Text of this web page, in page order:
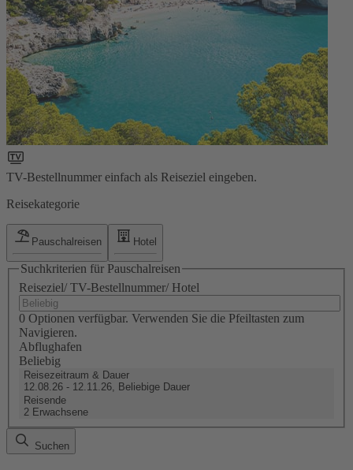
TV-Bestellnummer einfach als Reiseziel eingeben.
Reisekategorie
Pauschalreisen Hotel
Suchkriterien für Pauschalreisen
Reiseziel/ TV-Bestellnummer/ Hotel
0 Optionen verfügbar. Verwenden Sie die Pfeiltasten zum
Navigieren.
Abflughafen
Beliebig
Reisezeitraum & Dauer
12.08.26 - 12.11.26, Beliebige Dauer
Reisende
2 Erwachsene
Suchen